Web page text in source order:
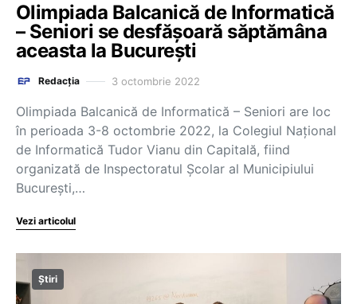
Olimpiada Balcanică de Informatică
– Seniori se desfășoară săptămâna
aceasta la București
Redacția 3 octombrie 2022
Olimpiada Balcanică de Informatică – Seniori are loc
în perioada 3-8 octombrie 2022, la Colegiul Național
de Informatică Tudor Vianu din Capitală, fiind
organizată de Inspectoratul Școlar al Municipiului
București,…
Vezi articolul
Știri